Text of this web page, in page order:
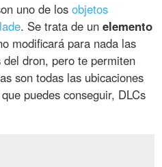
uno de losobjetos
. Se trata de unelemento
modificará para nada las
dron, pero te permiten
son todas las ubicaciones
puedes conseguir, DLCs